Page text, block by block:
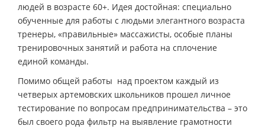
людей в возрасте 60+. Идея достойная: специально
обученные для работы с людьми элегантного возраста
тренеры, «правильные» массажисты, особые планы
тренировочных занятий и работа на сплочение
единой команды.
Помимо общей работы над проектом каждый из
четверых артемовских школьников прошел личное
тестирование по вопросам предпринимательства – это
был своего рода фильтр на выявление грамотности